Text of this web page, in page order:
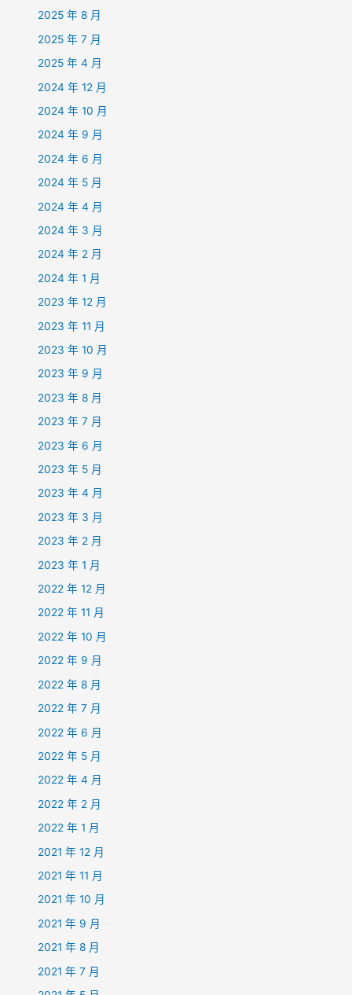
2025 年 8 月
2025 年 7 月
2025 年 4 月
2024 年 12 月
2024 年 10 月
2024 年 9 月
2024 年 6 月
2024 年 5 月
2024 年 4 月
2024 年 3 月
2024 年 2 月
2024 年 1 月
2023 年 12 月
2023 年 11 月
2023 年 10 月
2023 年 9 月
2023 年 8 月
2023 年 7 月
2023 年 6 月
2023 年 5 月
2023 年 4 月
2023 年 3 月
2023 年 2 月
2023 年 1 月
2022 年 12 月
2022 年 11 月
2022 年 10 月
2022 年 9 月
2022 年 8 月
2022 年 7 月
2022 年 6 月
2022 年 5 月
2022 年 4 月
2022 年 2 月
2022 年 1 月
2021 年 12 月
2021 年 11 月
2021 年 10 月
2021 年 9 月
2021 年 8 月
2021 年 7 月